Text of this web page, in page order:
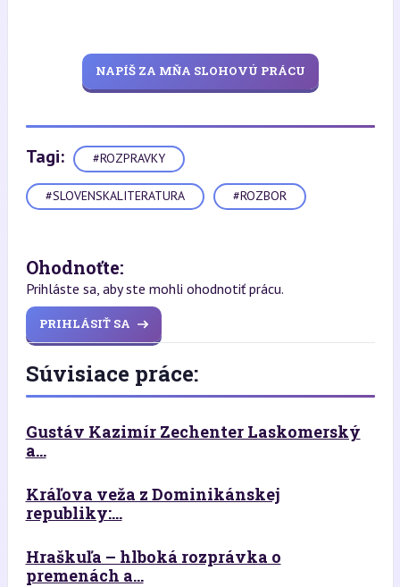
NAPÍŠ ZA MŇA SLOHOVÚ PRÁCU
Tagi: #ROZPRAVKY
#SLOVENSKALITERATURA #ROZBOR
Ohodnoťte:
Prihláste sa, aby ste mohli ohodnotiť prácu.
PRIHLÁSIŤ SA
Súvisiace práce:
Gustáv Kazimír Zechenter Laskomerský
a...
Kráľova veža z Dominikánskej
republiky:...
Hraškuľa – hlboká rozprávka o
premenách a...